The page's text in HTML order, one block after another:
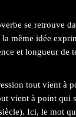
se retrouve
même idée
et longueur de
tout vient à
vient à point qui
Ici, le mot